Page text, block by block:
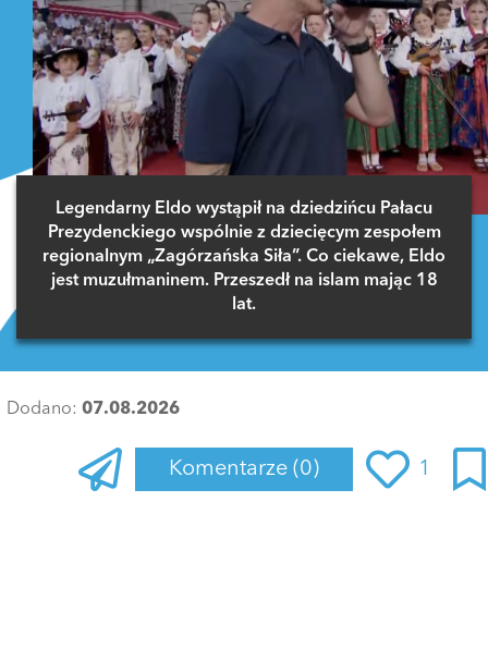
Legendarny Eldo wystąpił na dziedzińcu Pałacu
Prezydenckiego wspólnie z dziecięcym zespołem
regionalnym „Zagórzańska Siła”. Co ciekawe, Eldo
jest muzułmaninem. Przeszedł na islam mając 18
lat.
Dodano: 07.08.2026
Komentarze (0) 1